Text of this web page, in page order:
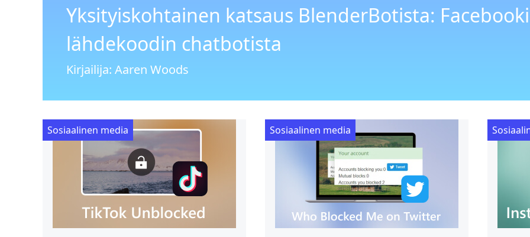
Yksityiskohtainen katsaus BlenderBotista:
lähdekoodin chatbotista
Kirjailija: Aaren Woods
Sosiaalinen media Sosiaalinen media